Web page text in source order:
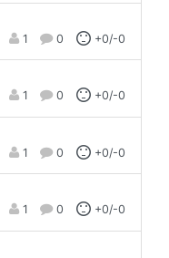
1 0 +0/-0
1 0 +0/-0
1 0 +0/-0
1 0 +0/-0